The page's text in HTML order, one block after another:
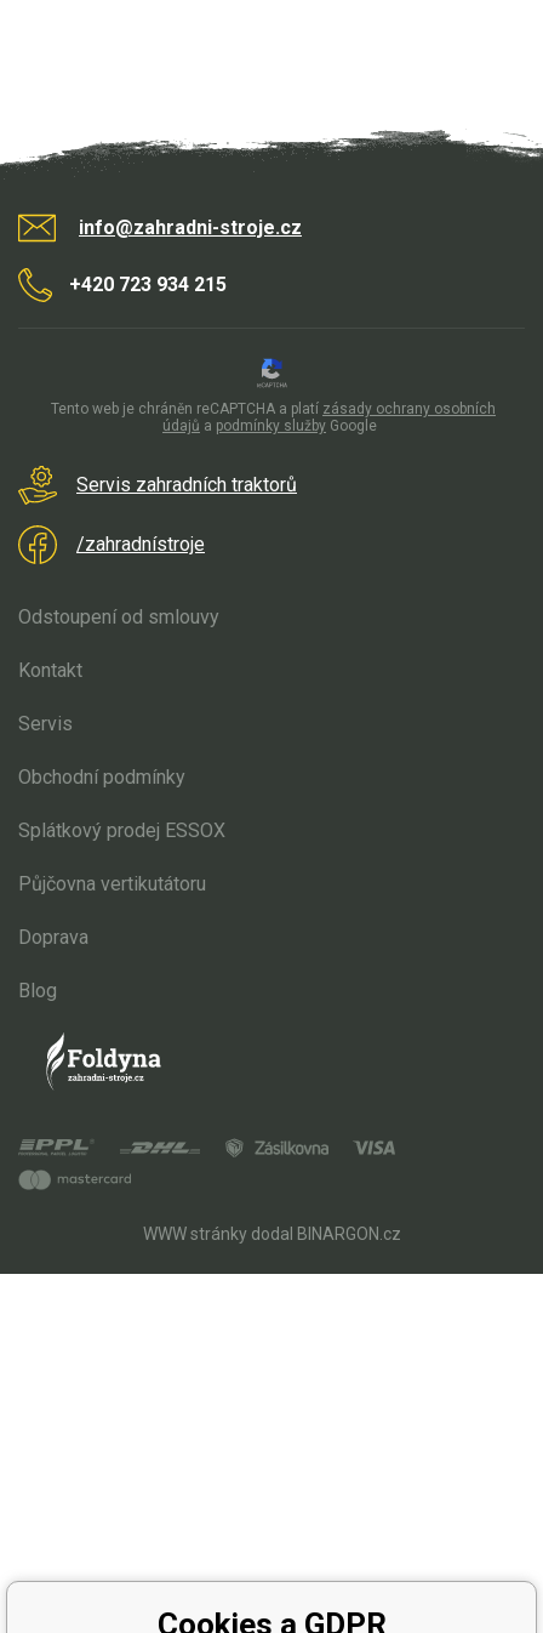
info@zahradni-stroje.cz
+420 723 934 215
Servis zahradních traktorů
/zahradnístroje
Odstoupení od smlouvy
Kontakt
Servis
Obchodní podmínky
Splátkový prodej ESSOX
Půjčovna vertikutátoru
Doprava
Blog
WWW stránkydodal BINARGON.cz
Tento web je chráněn reCAPTCHA a platí zásady ochrany osobních
údajů a podmínky služby Google
Cookies a GDPR